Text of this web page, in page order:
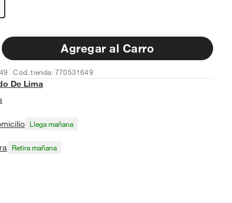
Agregar al Carro
Cód. tienda: 770531649
De Lima
Llega mañana
Retira mañana